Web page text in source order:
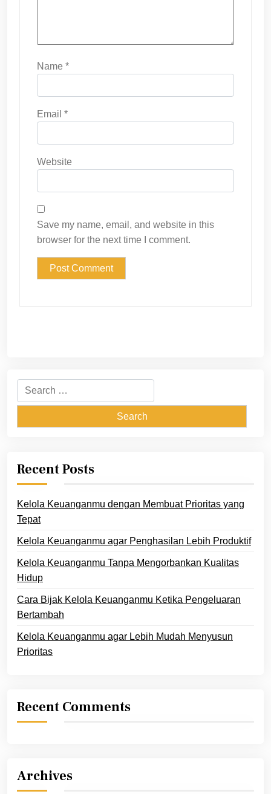
Name *
Email *
Website
Save my name, email, and website in this
browser for the next time I comment.
Search
for:
Recent Posts
Kelola Keuanganmu dengan Membuat Prioritas yang
Tepat
Kelola Keuanganmu agar Penghasilan Lebih Produktif
Kelola Keuanganmu Tanpa Mengorbankan Kualitas
Hidup
Cara Bijak Kelola Keuanganmu Ketika Pengeluaran
Bertambah
Kelola Keuanganmu agar Lebih Mudah Menyusun
Prioritas
Recent Comments
Archives